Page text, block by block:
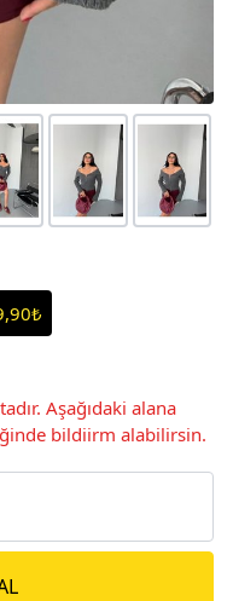
Aşağıdaki alana
bildiirm alabilirsin.